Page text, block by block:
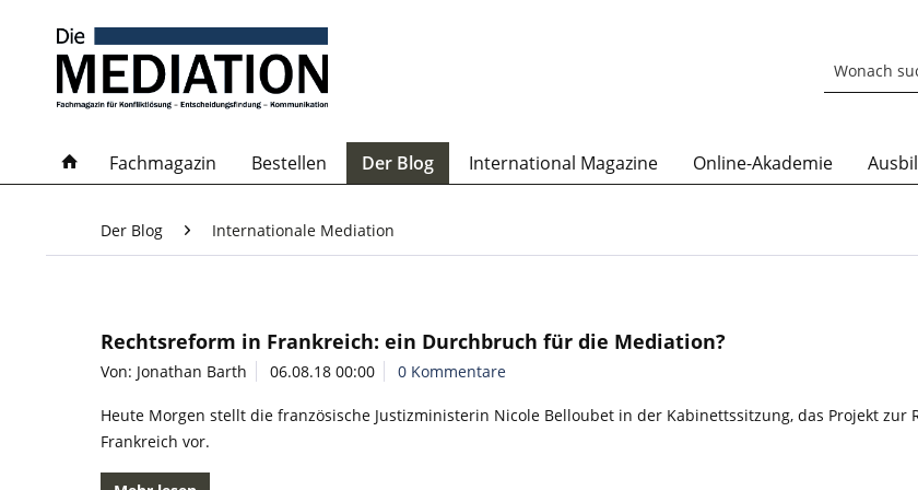
Fachmagazin Bestellen Der Blog International Magazine Online-Akademie
Der Blog Internationale Mediation
Rechtsreform in Frankreich: ein Durchbruch für die Mediation?
Von: Jonathan Barth 06.08.18 00:00 0 Kommentare
Heute Morgen stellt die französische Justizministerin Nicole Belloubet in der Kabinettssitzung, das Projekt zur
Frankreich vor.